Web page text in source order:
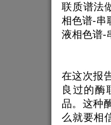
联质谱法
相色谱-串
液相色谱-
在这次报
良过的酶
品。这种
么就要相